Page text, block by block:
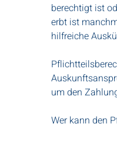
berechtigt ist
erbt ist
hilfreiche
um den
Wer kann den